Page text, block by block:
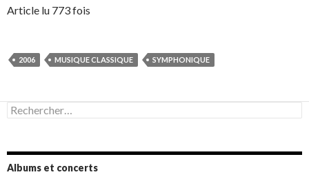
Article lu 773 fois
2006 MUSIQUE CLASSIQUE SYMPHONIQUE
Rechercher :
Albums et concerts